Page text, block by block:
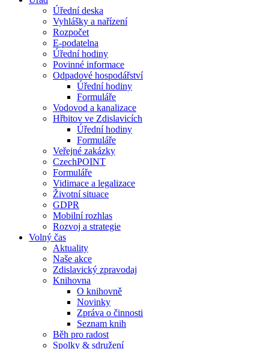
Úřední deska
Vyhlášky a nařízení
Rozpočet
E-podatelna
Úřední hodiny
Povinné informace
Odpadové hospodářství
Úřední hodiny
Formuláře
Vodovod a kanalizace
Hřbitov ve Zdislavicích
Úřední hodiny
Formuláře
Veřejné zakázky
CzechPOINT
Formuláře
Vidimace a legalizace
Životní situace
GDPR
Mobilní rozhlas
Rozvoj a strategie
Volný čas
Aktuality
Naše akce
Zdislavický zpravodaj
Knihovna
O knihovně
Novinky
Zpráva o činnosti
Seznam knih
Běh pro radost
Spolky & sdružení